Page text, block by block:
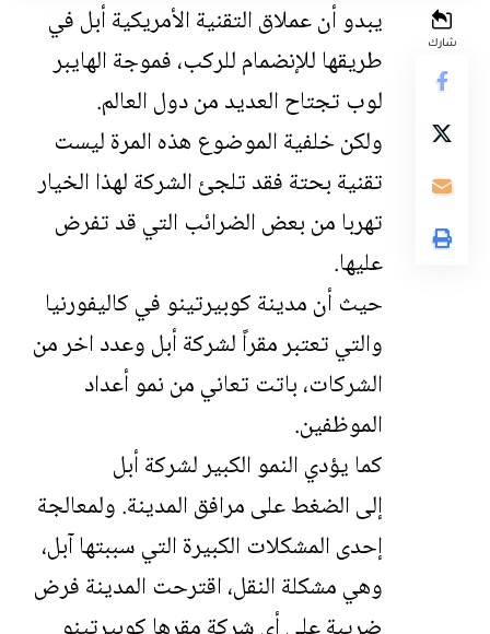
شارك
يبدو أن عملاق التقنية الأمريكية أبل في
طريقها للإنضمام للركب، فموجة الهايبر
لوب تجتاح العديد من دول العالم.
ولكن خلفية الموضوع هذه المرة ليست
تقنية بحتة فقد تلجئ الشركة لهذا الخيار
تهربا من بعض الضرائب التي قد تفرض
عليها.
حيث أن مدينة كوبيرتينو في كاليفورنيا
والتي تعتبر مقراً لشركة أبل وعدد اخر من
الشركات، باتت تعاني من نمو أعداد
الموظفين.
كما يؤدي النمو الكبير لشركة أبل
إلى الضغط على مرافق المدينة. ولمعالجة
إحدى المشكلات الكبيرة التي سببتها آبل،
وهي مشكلة النقل، اقترحت المدينة فرض